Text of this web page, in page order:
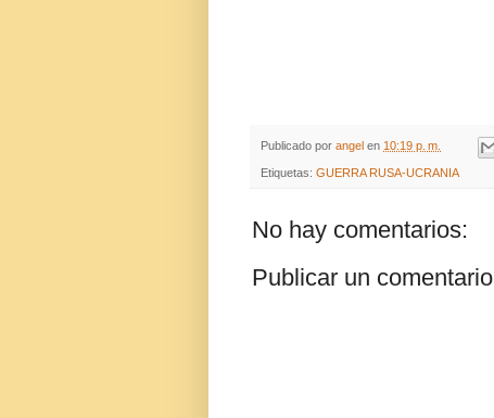
Publicado por angel en 10:19 p. m.
Etiquetas: GUERRA RUSA-UCRANIA
No hay comentarios:
Publicar un comentario